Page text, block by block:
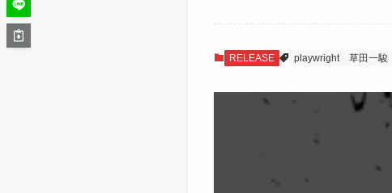
RELEASE playwright 草田一駿